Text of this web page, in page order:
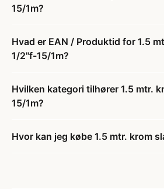
15/1m?
Hvad er EAN / Produktid for 1.5
1/2"f-15/1m?
Hvilken kategori tilhører 1.5 mtr.
15/1m?
Hvor kan jeg købe 1.5 mtr. krom